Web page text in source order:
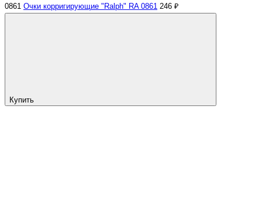
0861 Очки корригирующие "Ralph" RA 0861 246 ₽
Купить